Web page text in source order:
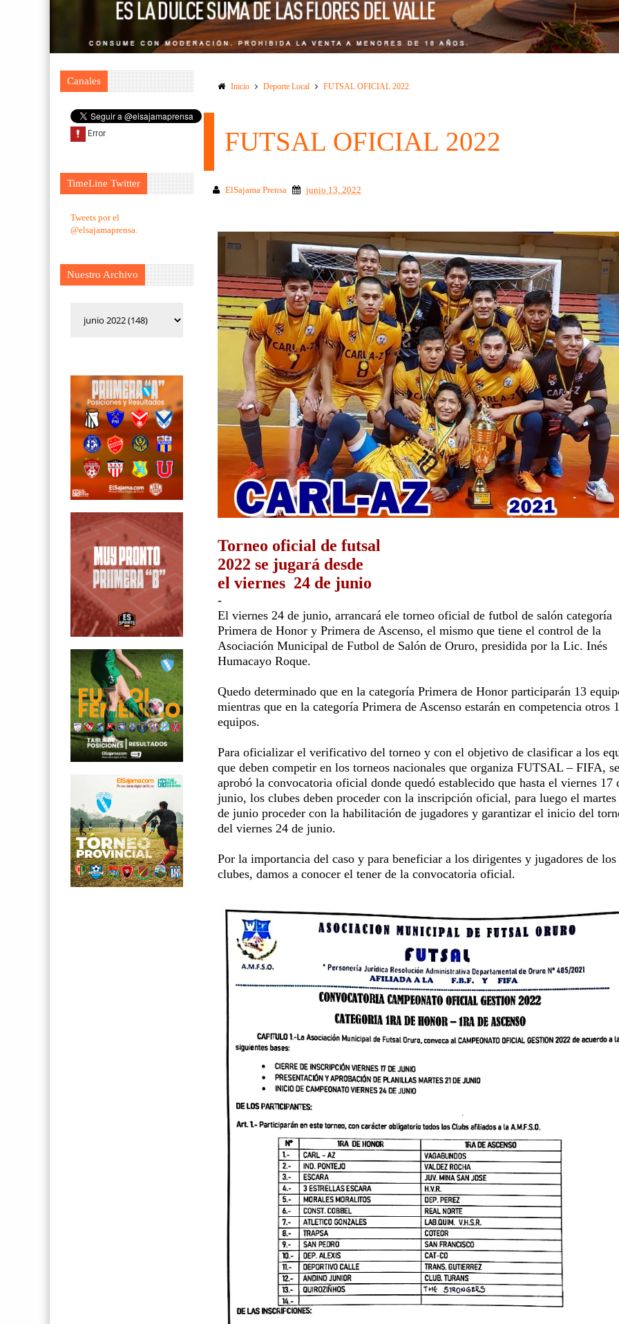
Canales
TimeLine Twitter
Tweets por el
@elsajamaprensa.
Nuestro Archivo
Inicio Deporte Local FUTSAL OFICIAL 2022
FUTSAL OFICIAL 2022
ElSajama Prensa junio 13, 2022
Torneo oficial de futsal
2022 se jugará desde
el viernes 24 de junio
-
El viernes 24 de junio, arrancará ele torneo oficial de futbol de salón categoría
Primera de Honor y Primera de Ascenso, el mismo que tiene el control de la
Asociación Municipal de Futbol de Salón de Oruro, presidida por la Lic. Inés
Humacayo Roque.
Quedo determinado que en la categoría Primera de Honor participarán 13
mientras que en la categoría Primera de Ascenso estarán en competencia otros
equipos.
Para oficializar el verificativo del torneo y con el objetivo de clasificar a los
que deben competir en los torneos nacionales que organiza FUTSAL – FIFA,
aprobó la convocatoria oficial donde quedó establecido que hasta el viernes 17
junio, los clubes deben proceder con la inscripción oficial, para luego el martes
de junio proceder con la habilitación de jugadores y garantizar el inicio del
del viernes 24 de junio.
Por la importancia del caso y para beneficiar a los dirigentes y jugadores de los
clubes, damos a conocer el tener de la convocatoria oficial.